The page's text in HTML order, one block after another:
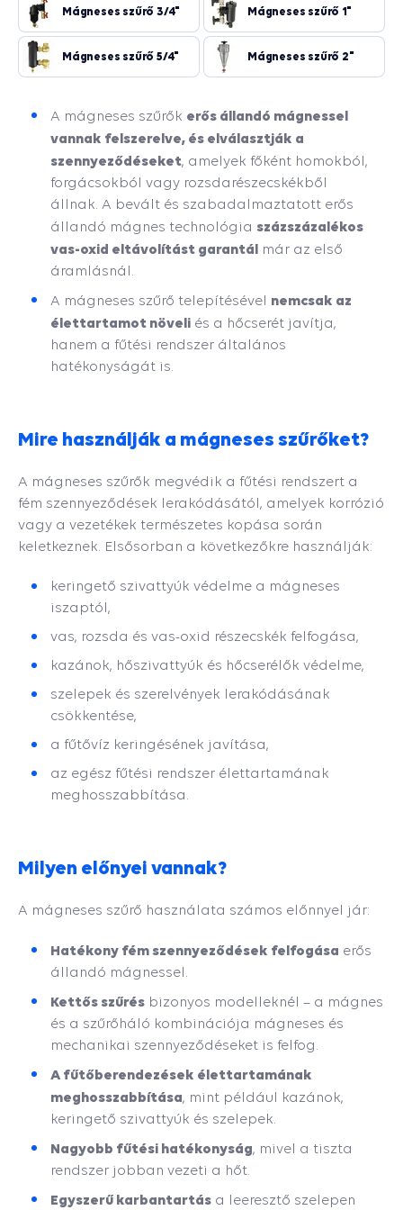
Mágneses szűrő 3/4" Mágneses szűrő 1"
Mágneses szűrő 5/4" Mágneses szűrő 2"
A mágneses szűrők erős állandó mágnessel
vannak felszerelve, és elválasztják a
szennyeződéseket, amelyek főként homokból,
forgácsokból vagy rozsdarészecskékből
állnak. A bevált és szabadalmaztatott erős
állandó mágnes technológia százszázalékos
vas-oxid eltávolítást garantál már az első
áramlásnál.
A mágneses szűrő telepítésével nemcsak az
élettartamot növeli és a hőcserét javítja,
hanem a fűtési rendszer általános
hatékonyságát is.
Mire használják a mágneses szűrőket?
A mágneses szűrők megvédik a fűtési rendszert a
fém szennyeződések lerakódásától, amelyek korrózió
vagy a vezetékek természetes kopása során
keletkeznek. Elsősorban a következőkre használják:
keringető szivattyúk védelme a mágneses
iszaptól,
vas, rozsda és vas-oxid részecskék felfogása,
kazánok, hőszivattyúk és hőcserélők védelme,
szelepek és szerelvények lerakódásának
csökkentése,
a fűtővíz keringésének javítása,
az egész fűtési rendszer élettartamának
meghosszabbítása.
Milyen előnyei vannak?
A mágneses szűrő használata számos előnnyel jár:
Hatékony fém szennyeződések felfogása erős
állandó mágnessel.
Kettős szűrés bizonyos modelleknél – a mágnes
és a szűrőháló kombinációja mágneses és
mechanikai szennyeződéseket is felfog.
A fűtőberendezések élettartamának
meghosszabbítása, mint például kazánok,
keringető szivattyúk és szelepek.
Nagyobb fűtési hatékonyság, mivel a tiszta
rendszer jobban vezeti a hőt.
Egyszerű karbantartás a leeresztő szelepen